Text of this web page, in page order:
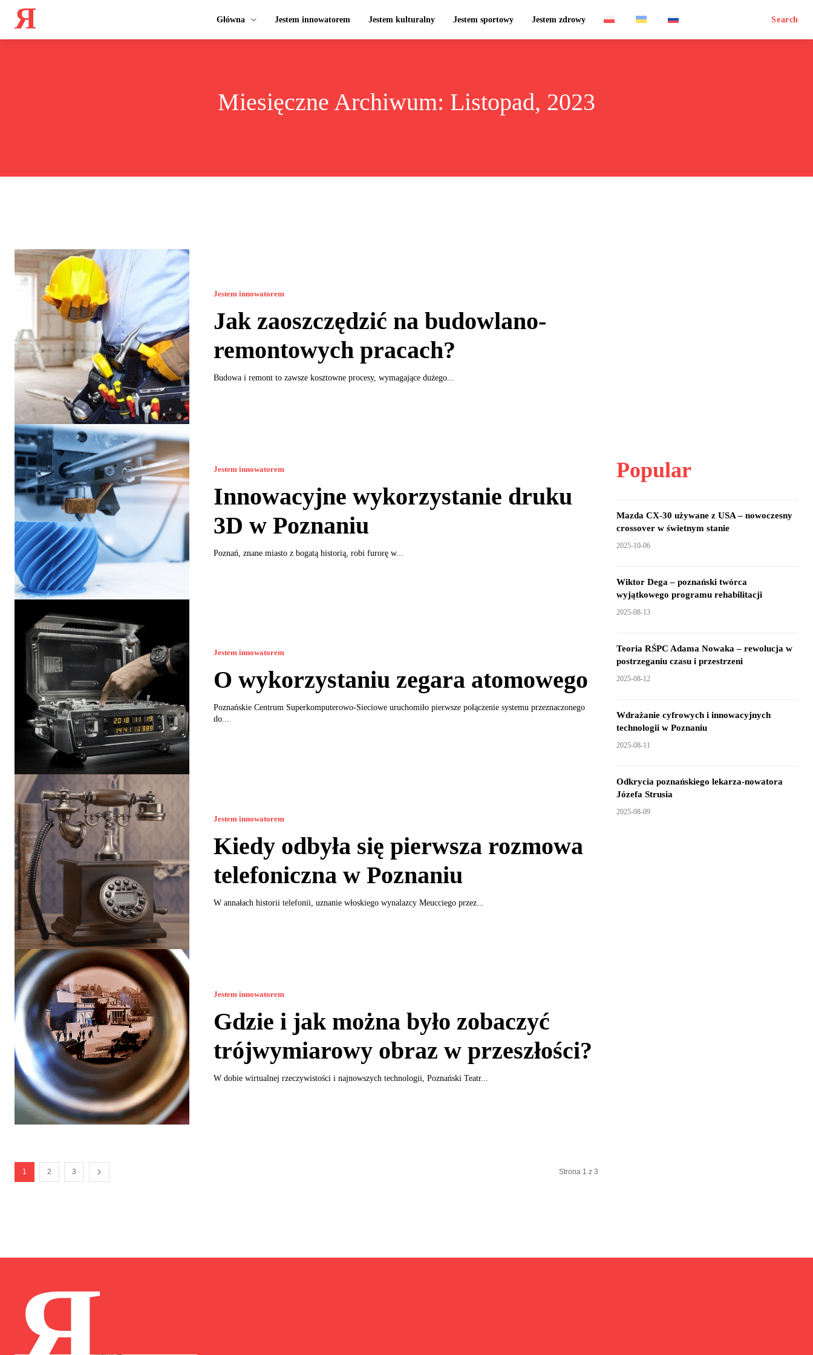
Я Główna Jestem innowatorem Jestem kulturalny Jestem sportowy Jestem zdrowy Search
Miesięczne Archiwum: Listopad, 2023
Jestem innowatorem
Jak zaoszczędzić na budowlano-
remontowych pracach?
Budowa i remont to zawsze kosztowne procesy, wymagające dużego...
Jestem innowatorem
Innowacyjne wykorzystanie druku
3D w Poznaniu
Poznań, znane miasto z bogatą historią, robi furorę w...
Jestem innowatorem
O wykorzystaniu zegara atomowego
Poznańskie Centrum Superkomputerowo-Sieciowe uruchomiło pierwsze połączenie systemu przeznaczonego
do...
Jestem innowatorem
Kiedy odbyła się pierwsza rozmowa
telefoniczna w Poznaniu
W annałach historii telefonii, uznanie włoskiego wynalazcy Meucciego przez...
Jestem innowatorem
Gdzie i jak można było zobaczyć
trójwymiarowy obraz w przeszłości?
W dobie wirtualnej rzeczywistości i najnowszych technologii, Poznański Teatr...
1 2 3 Strona 1 z 3
Popular
Mazda CX-30 używane z USA – nowoczesny
crossover w świetnym stanie
2025-10-06
Wiktor Dega – poznański twórca
wyjątkowego programu rehabilitacji
2025-08-13
Teoria RŚPC Adama Nowaka – rewolucja w
postrzeganiu czasu i przestrzeni
2025-08-12
Wdrażanie cyfrowych i innowacyjnych
technologii w Poznaniu
2025-08-11
Odkrycia poznańskiego lekarza-nowatora
Józefa Strusia
2025-08-09